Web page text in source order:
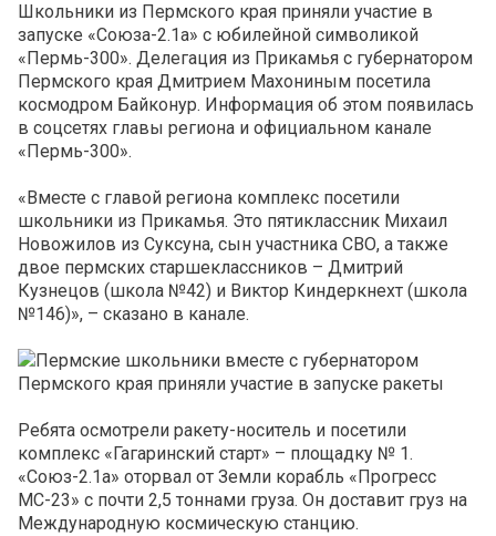
Школьники из Пермского края приняли участие в
запуске «Союза-2.1а» с юбилейной символикой
«Пермь-300». Делегация из Прикамья с губернатором
Пермского края Дмитрием Махониным посетила
космодром Байконур. Информация об этом появилась
в соцсетях главы региона и официальном канале
«Пермь-300».
«Вместе с главой региона комплекс посетили
школьники из Прикамья. Это пятиклассник Михаил
Новожилов из Суксуна, сын участника СВО, а также
двое пермских старшеклассников – Дмитрий
Кузнецов (школа №42) и Виктор Киндеркнехт (школа
№146)», – сказано в канале.
Ребята осмотрели ракету-носитель и посетили
комплекс «Гагаринский старт» – площадку № 1.
«Союз-2.1а» оторвал от Земли корабль «Прогресс
МС-23» с почти 2,5 тоннами груза. Он доставит груз на
Международную космическую станцию.